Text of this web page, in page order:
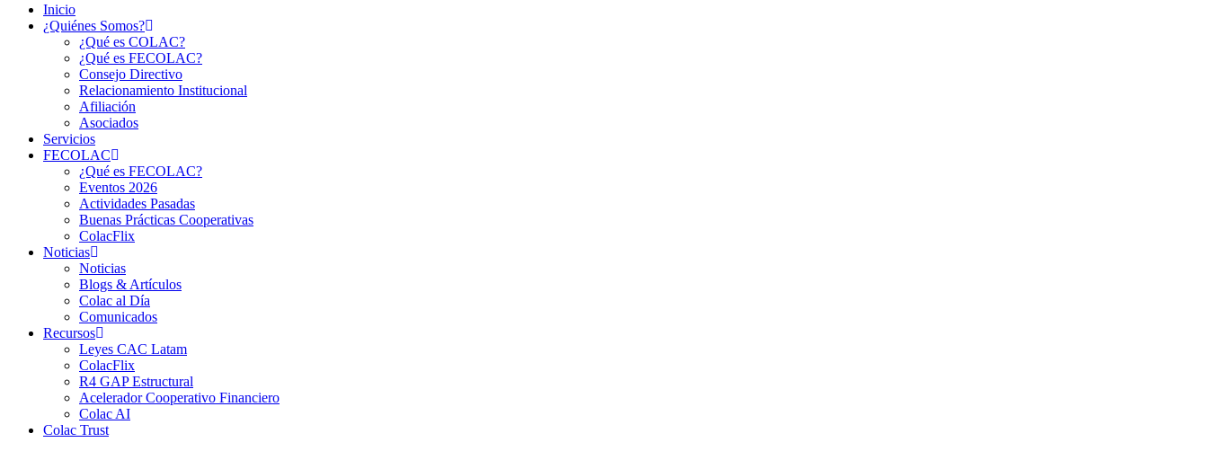
Inicio
¿Quiénes Somos?
¿Qué es COLAC?
¿Qué es FECOLAC?
Consejo Directivo
Relacionamiento Institucional
Afiliación
Asociados
Servicios
FECOLAC
¿Qué es FECOLAC?
Eventos 2026
Actividades Pasadas
Buenas Prácticas Cooperativas
ColacFlix
Noticias
Noticias
Blogs & Artículos
Colac al Día
Comunicados
Recursos
Leyes CAC Latam
ColacFlix
R4 GAP Estructural
Acelerador Cooperativo Financiero
Colac AI
Colac Trust